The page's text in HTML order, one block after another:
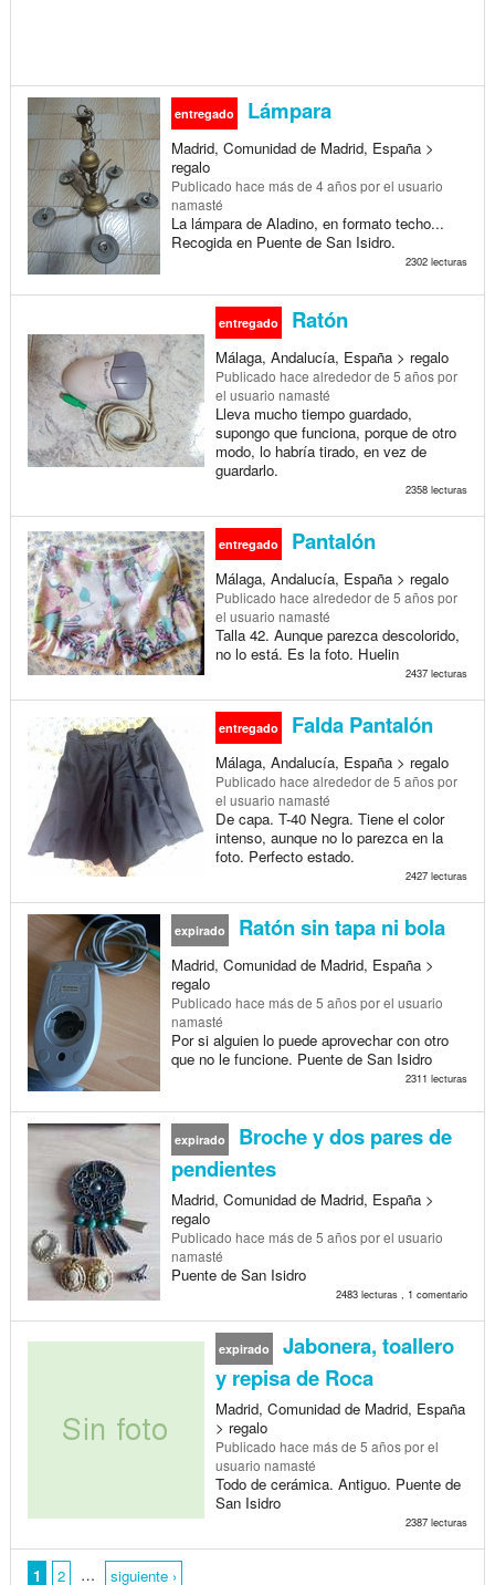
entregado Lámpara
Madrid, Comunidad de Madrid, España >
regalo
Publicado hace más de 4 añospor el usuario
namasté
La lámpara de Aladino, en formato techo...
Recogida en Puente de San Isidro.
2302 lecturas
entregado Ratón
Málaga, Andalucía, España > regalo
Publicado hace alrededor de 5 añospor
el usuario namasté
Lleva mucho tiempo guardado,
supongo que funciona, porque de otro
modo, lo habría tirado, en vez de
guardarlo.
2358 lecturas
entregado Pantalón
Málaga, Andalucía, España > regalo
Publicado hace alrededor de 5 añospor
el usuario namasté
Talla 42. Aunque parezca descolorido,
no lo está. Es la foto. Huelin
2437 lecturas
entregado Falda Pantalón
Málaga, Andalucía, España > regalo
Publicado hace alrededor de 5 añospor
el usuario namasté
De capa. T-40 Negra. Tiene el color
intenso, aunque no lo parezca en la
foto. Perfecto estado.
2427 lecturas
expirado Ratón sin tapa ni bola
Madrid, Comunidad de Madrid, España >
regalo
Publicado hace más de 5 añospor el usuario
namasté
Por si alguien lo puede aprovechar con otro
que no le funcione. Puente de San Isidro
2311 lecturas
expirado
Broche y dos pares de
pendientes
Madrid, Comunidad de Madrid, España >
regalo
Publicado hace más de 5 añospor el usuario
namasté
Puente de San Isidro
2483 lecturas , 1 comentario
expirado
Jabonera, toallero
y repisa de Roca
Madrid, Comunidad de Madrid, España
> regalo
Publicado hace más de 5 añospor el
usuario namasté
Todo de cerámica. Antiguo. Puente de
San Isidro
2387 lecturas
1 2 … siguiente ›